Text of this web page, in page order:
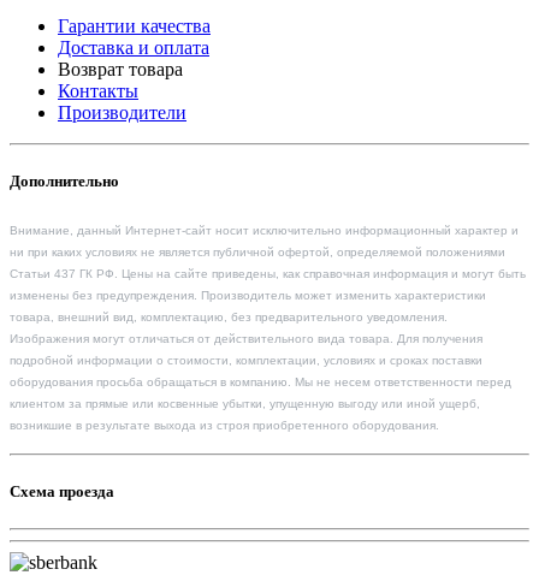
Гарантии качества
Доставка и оплата
Возврат товара
Контакты
Производители
Дополнительно
Внимание, данный Интернет-сайт носит исключительно информационный характер и
ни при каких условиях не является публичной офертой, определяемой положениями
Статьи 437 ГК РФ. Цены на сайте приведены, как справочная информация и могут быть
изменены без предупреждения. Производитель может изменить характеристики
товара, внешний вид, комплектацию, без предварительного уведомления.
Изображения могут отличаться от действительного вида товара. Для получения
подробной информации о стоимости, комплектации, условиях и сроках поставки
оборудования просьба обращаться в компанию. Мы не несем ответственности перед
клиентом за прямые или косвенные убытки, упущенную выгоду или иной ущерб,
возникшие в результате выхода из строя приобретенного оборудования.
Схема проезда